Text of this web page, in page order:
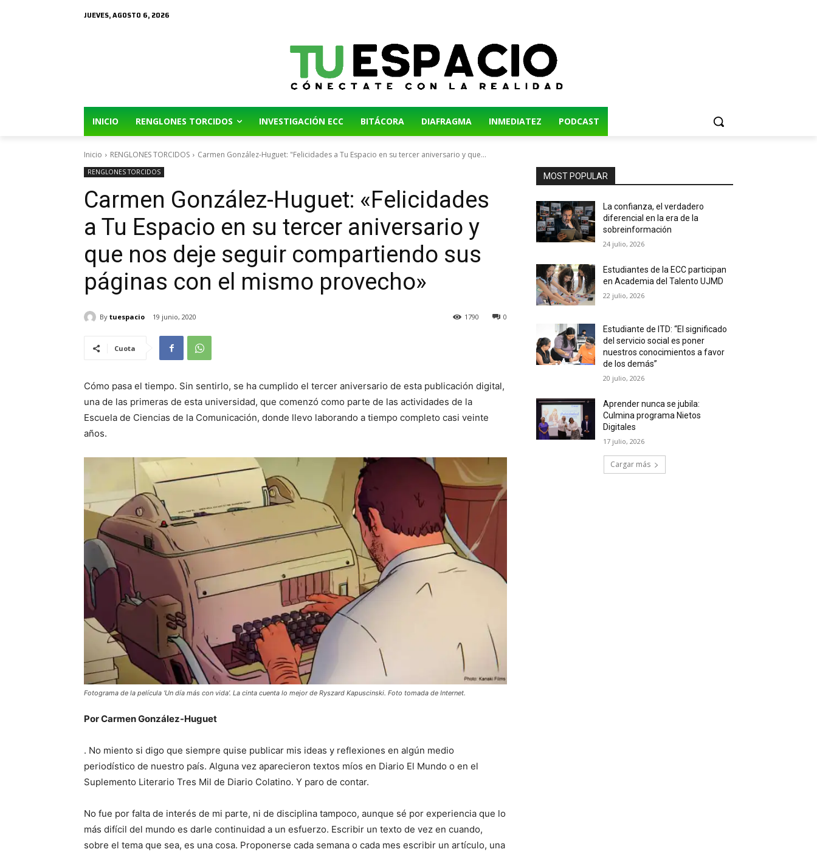
JUEVES, AGOSTO 6, 2026
INICIO RENGLONES TORCIDOS INVESTIGACIÓN ECC BITÁCORA DIAFRAGMA INMEDIATEZ PODCAST
Inicio RENGLONES TORCIDOS Carmen González-Huguet: "Felicidades a Tu Espacio en su tercer aniversario y que...
RENGLONES TORCIDOS
Carmen González-Huguet: «Felicidades
a Tu Espacio en su tercer aniversario y
que nos deje seguir compartiendo sus
páginas con el mismo provecho»
By tuespacio 19 junio, 2020 0
1790
Cuota
Cómo pasa el tiempo. Sin sentirlo, se ha cumplido el tercer aniversario de esta publicación digital,
una de las primeras de esta universidad, que comenzó como parte de las actividades de la
Escuela de Ciencias de la Comunicación, donde llevo laborando a tiempo completo casi veinte
años.
Fotograma de la película ‘Un día más con vida’. La cinta cuenta lo mejor de Ryszard Kapuscinski. Foto tomada de Internet.
Por Carmen González-Huguet
. No miento si digo que siempre quise publicar mis ideas y reflexiones en algún medio
periodístico de nuestro país. Alguna vez aparecieron textos míos en Diario El Mundo o en el
Suplemento Literario Tres Mil de Diario Colatino. Y paro de contar.
No fue por falta de interés de mi parte, ni de disciplina tampoco, aunque sé por experiencia que lo
más difícil del mundo es darle continuidad a un esfuerzo. Escribir un texto de vez en cuando,
sobre el tema que sea, es una cosa. Proponerse cada semana o cada mes escribir un artículo, una
MOST POPULAR
La confianza, el verdadero
diferencial en la era de la
sobreinformación
24 julio, 2026
Estudiantes de la ECC participan
en Academia del Talento UJMD
22 julio, 2026
Estudiante de ITD: “El significado
del servicio social es poner
nuestros conocimientos a favor
de los demás”
20 julio, 2026
Aprender nunca se jubila:
Culmina programa Nietos
Digitales
17 julio, 2026
Cargar más